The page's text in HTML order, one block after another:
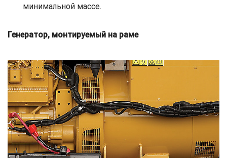
минимальной массе.
Генератор, монтируемый на раме